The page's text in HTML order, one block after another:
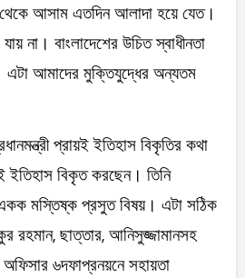
আসাম এতদিন আলাদা হয়ে যেত।
না। বাংলাদেশের উচিত স্বাধীনতা
এটা আমাদের মুক্তিযুদ্ধের অন্যতম
প্রায়ই ইতিহাস বিকৃতির কথা
ইতিহাস বিকৃত করছেন। তিনি
মস্তিষ্ক প্রসুত বিষয়। এটা সঠিক
রহমান, ছাত্তার, আনিসুজ্জামানসহ
৬দফাপ্রনয়নে সহায়তা